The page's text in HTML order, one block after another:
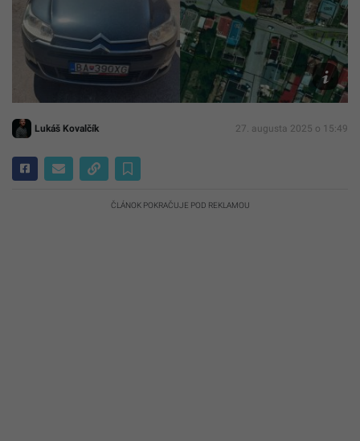
ropk.sk
Lukáš Kovalčík 27. augusta 2025 o 15:49
ČLÁNOK POKRAČUJE POD REKLAMOU